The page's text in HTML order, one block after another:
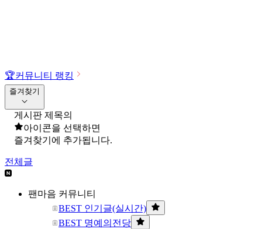
🏆커뮤니티 랭킹
즐겨찾기
게시판 제목의
아이콘을 선택하면
즐겨찾기에 추가됩니다.
전체글
팬마음 커뮤니티
BEST 인기글(실시간)
BEST 명예의전당